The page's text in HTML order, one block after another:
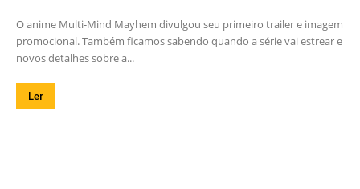
O anime Multi-Mind Mayhem divulgou seu primeiro trailer e imagem
promocional. Também ficamos sabendo quando a série vai estrear e
novos detalhes sobre a...
Ler